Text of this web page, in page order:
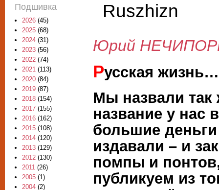
Ruszhizn
Юрий
Русская жизнь…
Мы назвали так
название у нас
большие
издавали – и
помпы и
публикуем из
Подшивка
2026 (45)
2025 (68)
2024 (31)
2023 (56)
2022 (74)
2021 (113)
2020 (84)
2019 (87)
2018 (154)
2017 (155)
2016 (162)
2015 (108)
2014 (120)
2013 (129)
2012 (130)
2011 (26)
2005 (1)
2004 (2)